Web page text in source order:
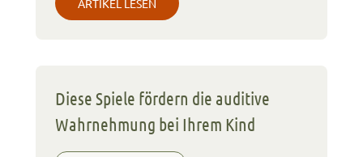
ARTIKEL LESEN
Diese Spiele fördern die auditive
Wahrnehmung bei Ihrem Kind